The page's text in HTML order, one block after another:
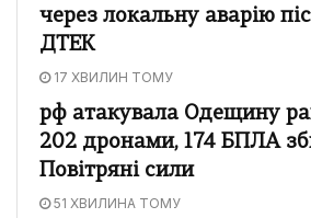
через локальну аварію
ДТЕК
17 ХВИЛИН ТОМУ
рф атакувала Одещину
202 дронами, 174 БПЛА
Повітряні сили
51 ХВИЛИНА ТОМУ